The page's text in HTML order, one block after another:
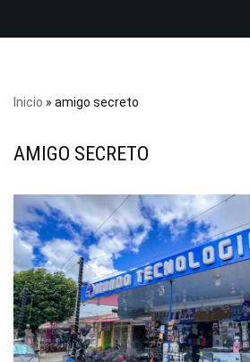
Inicio » amigo secreto
AMIGO SECRETO